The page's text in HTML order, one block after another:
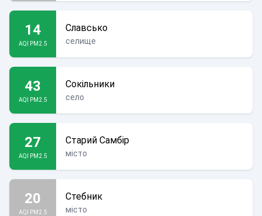
14
AQI PM2.5
Славсько
селище
43
AQI PM2.5
Сокільники
село
27
AQI PM2.5
Старий Самбір
місто
20
AQI PM2.5
Стебник
місто